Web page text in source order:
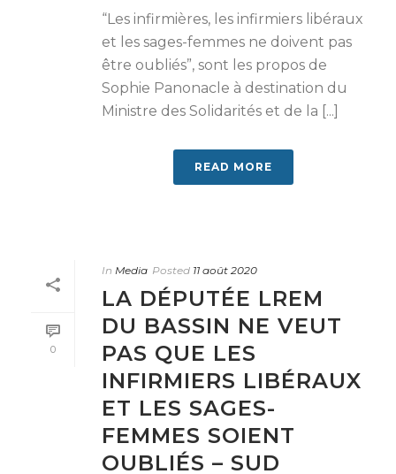
“Les infirmières, les infirmiers libéraux
et les sages-femmes ne doivent pas
être oubliés”, sont les propos de
Sophie Panonacle à destination du
Ministre des Solidarités et de la [...]
READ MORE
0
In Media Posted 11 août 2020
LA DÉPUTÉE LREM
DU BASSIN NE VEUT
PAS QUE LES
INFIRMIERS LIBÉRAUX
ET LES SAGES-
FEMMES SOIENT
OUBLIÉS – SUD